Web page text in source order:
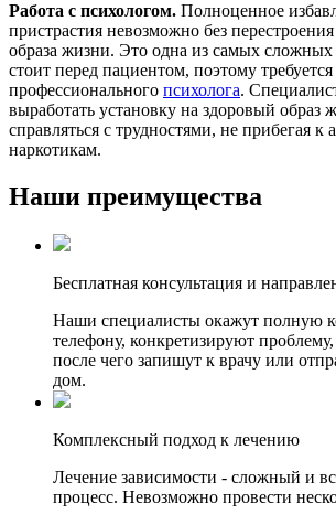
Работа с психологом. Полноценное
пристрастия невозможно без
образа жизни. Это одна из самых сложных
стоит перед пациентом, поэтому
профессионального психолога.
выработать установку на здоровый образ
справляться с трудностями, не прибегая к
наркотикам.
Наши преимущества
Бесплатная консультация и
Наши специалисты окажут полную
телефону, конкретизируют
после чего запишут к врачу или
дом.
Комплексный подход к лечению
Лечение зависимости - сложный и
процесс. Невозможно провести